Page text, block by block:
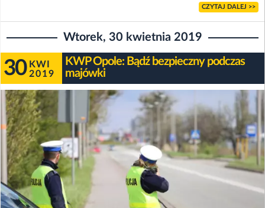
CZYTAJ DALEJ >>
Wtorek, 30 kwietnia 2019
30 KWI
2019
KWP Opole: Bądź bezpieczny podczas
majówki